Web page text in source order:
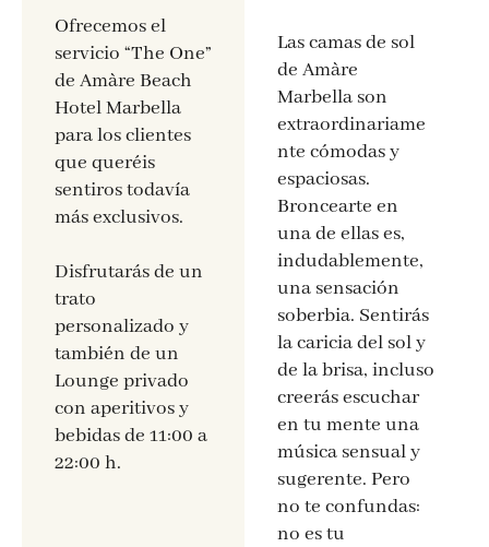
Ofrecemos el
servicio “The One”
de Amàre Beach
Hotel Marbella
para los clientes
que queréis
sentiros todavía
más exclusivos.
Disfrutarás de un
trato
personalizado y
también de un
Lounge privado
con aperitivos y
bebidas de 11:00 a
22:00 h.
Las camas de sol
de Amàre
Marbella son
extraordinariame
nte cómodas y
espaciosas.
Broncearte en
una de ellas es,
indudablemente,
una sensación
soberbia. Sentirás
la caricia del sol y
de la brisa, incluso
creerás escuchar
en tu mente una
música sensual y
sugerente. Pero
no te confundas:
no es tu